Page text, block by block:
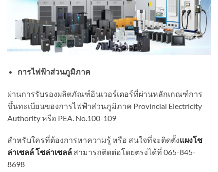
การไฟฟ้าส่วนภูมิภาค
ผ่านการรับรองผลิตภัณฑ์อินเวอร์เตอร์ที่ผ่านหลักเกณฑ์การ
ขึ้นทะเบียนของการไฟฟ้าส่วนภูมิภาค Provincial Electricity
Authority หรือ PEA. No.100-109
สำหรับใครที่ต้องการหาความรู้ หรือ สนใจที่จะติดตั้งแผงโซ
ล่าเซลล์โซล่าเซลล์ สามารถติดต่อโดยตรงได้ที่ 065-845-
8698